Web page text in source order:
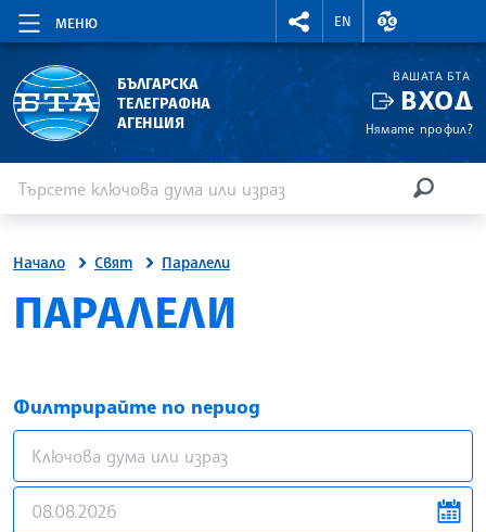
МЕНЮ
RIGHTMENU.SOCIAL
EN
ВАЛУТНИ
БЪЛГАРСКА
ТЕЛЕГРАФНА
АГЕНЦИЯ
ВАШАТА БТА
ВХОД
Нямате профил?
Начало Свят Паралели
ПАРАЛЕЛИ
Филтрирайте по период
news.filter.from